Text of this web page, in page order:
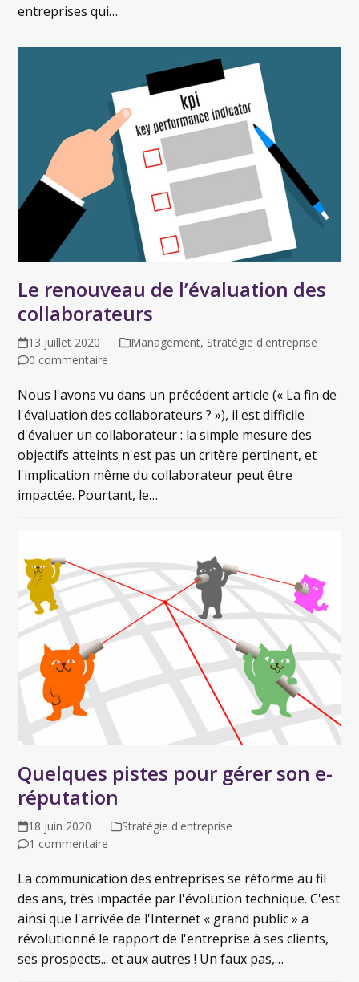
entreprises qui…
Le renouveau de l’évaluation des
collaborateurs
13 juillet 2020 Management, Stratégie d'entreprise
0 commentaire
Nous l'avons vu dans un précédent article (« La fin de
l'évaluation des collaborateurs ? »), il est difficile
d'évaluer un collaborateur : la simple mesure des
objectifs atteints n'est pas un critère pertinent, et
l'implication même du collaborateur peut être
impactée. Pourtant, le…
Quelques pistes pour gérer son e-
réputation
18 juin 2020
Stratégie d'entreprise
1 commentaire
La communication des entreprises se réforme au fil
des ans, très impactée par l'évolution technique. C'est
ainsi que l'arrivée de l'Internet « grand public » a
révolutionné le rapport de l'entreprise à ses clients,
ses prospects... et aux autres ! Un faux pas,…